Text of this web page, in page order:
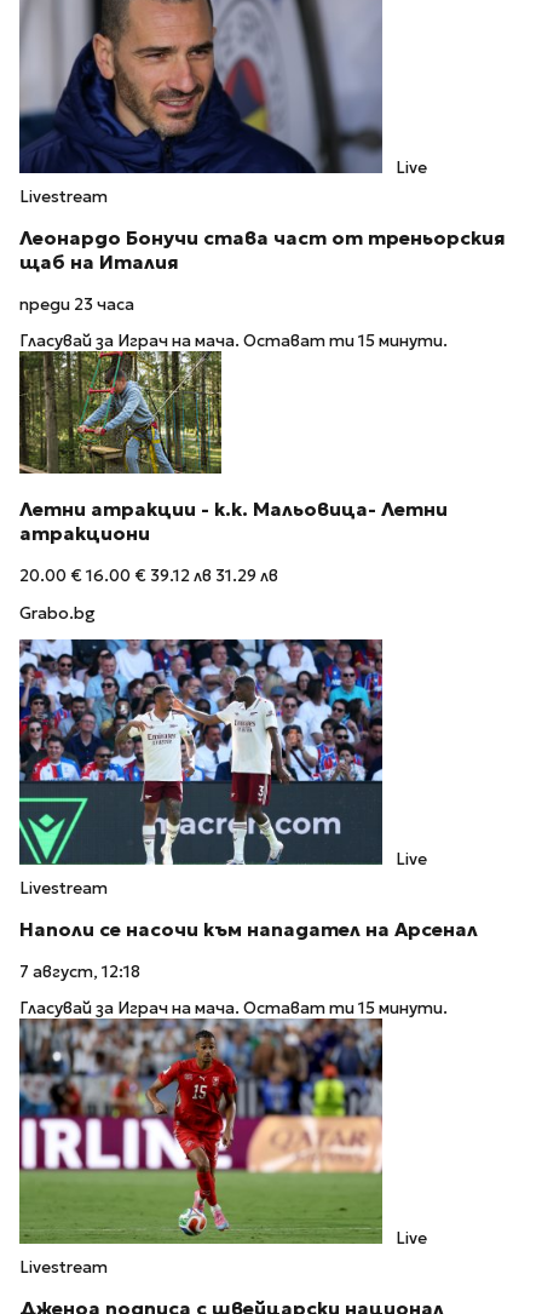
Live
Livestream
Леонардо Бонучи става част от треньорския
щаб на Италия
преди 23 часа
Гласувай за Играч на мача. Остават ти 15 минути.
Летни атракции - к.к. Мальовица- Летни
атракциони
20.00 €16.00 € 39.12 лв 31.29 лв
Grabo.bg
Live
Livestream
Наполи се насочи към нападател на Арсенал
7 август, 12:18
Гласувай за Играч на мача. Остават ти 15 минути.
Live
Livestream
Дженоа подписа с швейцарски национал